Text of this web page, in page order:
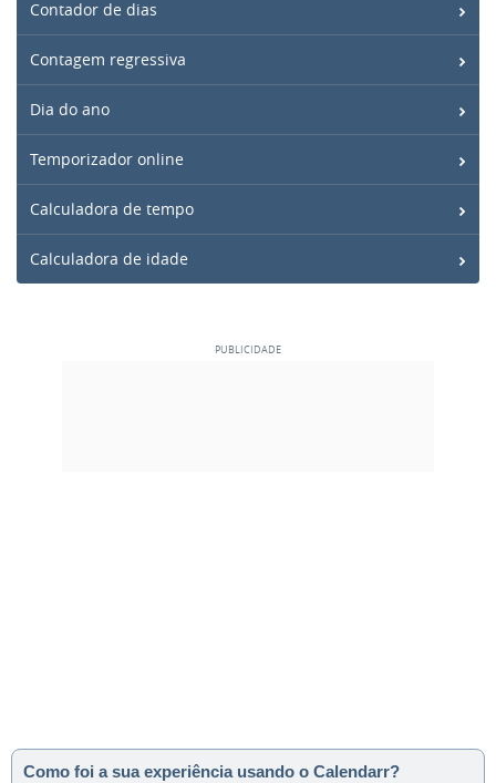
Contador de dias
Contagem regressiva
Dia do ano
Temporizador online
Calculadora de tempo
Calculadora de idade
Como foi a sua experiência usando o Calendarr?